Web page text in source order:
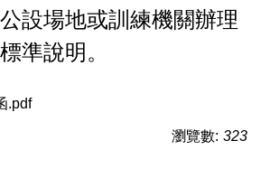
設場地或訓練機關辦理
準說明。
.pdf
瀏覽數: 323